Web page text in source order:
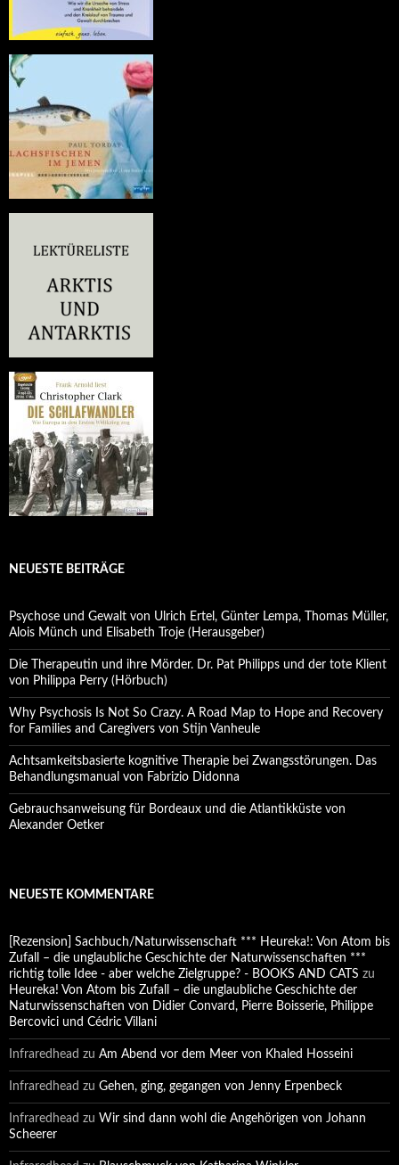
NEUESTE BEITRÄGE
Psychose und Gewalt von Ulrich Ertel, Günter Lempa, Thomas Müller,
Alois Münch und Elisabeth Troje (Herausgeber)
Die Therapeutin und ihre Mörder. Dr. Pat Philipps und der tote Klient
von Philippa Perry (Hörbuch)
Why Psychosis Is Not So Crazy. A Road Map to Hope and Recovery
for Families and Caregivers von Stijn Vanheule
Achtsamkeitsbasierte kognitive Therapie bei Zwangsstörungen. Das
Behandlungsmanual von Fabrizio Didonna
Gebrauchsanweisung für Bordeaux und die Atlantikküste von
Alexander Oetker
NEUESTE KOMMENTARE
[Rezension] Sachbuch/Naturwissenschaft *** Heureka!: Von Atom bis
Zufall – die unglaubliche Geschichte der Naturwissenschaften ***
richtig tolle Idee - aber welche Zielgruppe? - BOOKS AND CATS zu
Heureka! Von Atom bis Zufall – die unglaubliche Geschichte der
Naturwissenschaften von Didier Convard, Pierre Boisserie, Philippe
Bercovici und Cédric Villani
Infraredhead zu Am Abend vor dem Meer von Khaled Hosseini
Infraredhead zu Gehen, ging, gegangen von Jenny Erpenbeck
Infraredhead zu Wir sind dann wohl die Angehörigen von Johann
Scheerer